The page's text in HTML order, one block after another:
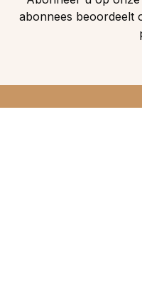
abonnees beoordeelt